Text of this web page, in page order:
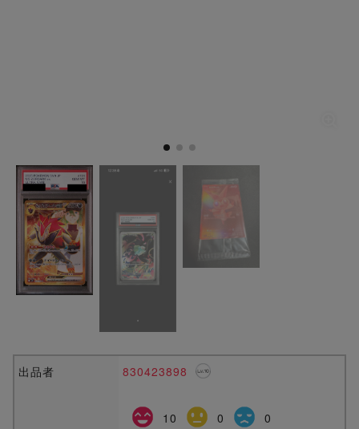
出品者 830423898
10 0
0